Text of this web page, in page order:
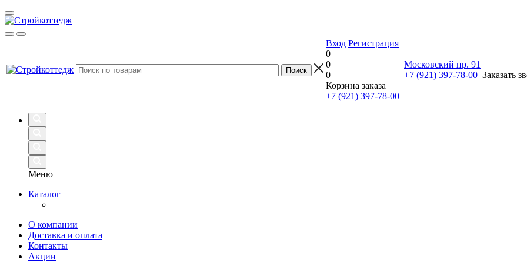
Вход Регистрация
0
0
0
Корзина заказа
+7 (921) 397-78-00
Московский пр. 91
+7 (921) 397-78-00 Заказать
Меню
Каталог
О компании
Доставка и оплата
Контакты
Акции